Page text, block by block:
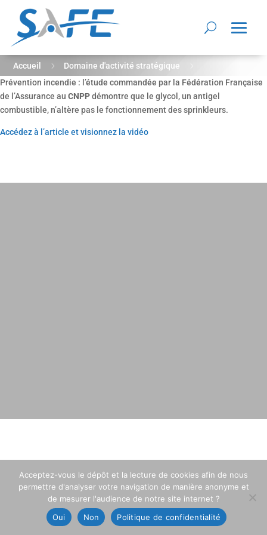
Accueil 5 Domaine d'activité stratégique
Villes et territoires résilients et sûrs 5 CNPP
Prévention incendie : l’étude commandée par la Fédération Française
de l’Assurance au CNPPdémontre que le glycol, un antigel
combustible, n’altère pas le fonctionnement des sprinkleurs.
Accédez à l’article et visionnez la vidéo
Acceptez-vous le dépôt et la lecture de cookies afin de nous
permettre d'analyser votre navigation de manière anonyme et
de mesurer l'audience de notre site internet ?
Oui
Non Politique de confidentialité